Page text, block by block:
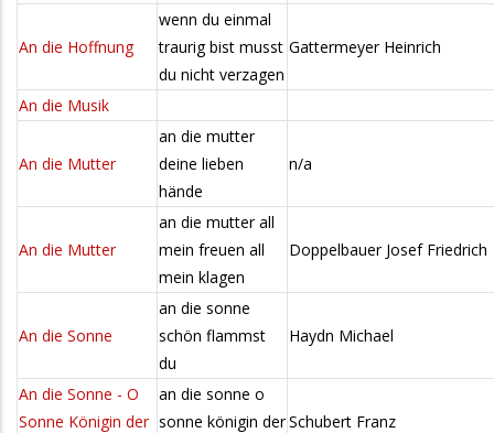
An die Hoffnung
wenn du einmal
traurig bist musst
du nicht verzagen
Gattermeyer Heinrich
An die Musik
An die Mutter
an die mutter
deine lieben
hände
n/a
An die Mutter
an die mutter all
mein freuen all
mein klagen
Doppelbauer Josef Friedrich
An die Sonne
an die sonne
schön flammst
du
Haydn Michael
An die Sonne - O
Sonne Königin der
an die sonne o
sonne königin derSchubert Franz